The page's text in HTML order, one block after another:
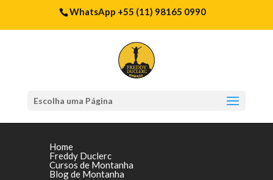
WhatsApp +55 (11) 98165 0990
Escolha uma Página
Home
Freddy Duclerc
Cursos de Montanha
Blog de Montanha